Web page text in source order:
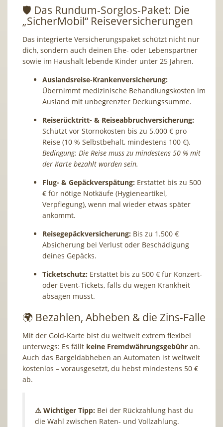
🛡️ Das Rundum-Sorglos-Paket: Die
„SicherMobil“ Reiseversicherungen
Das integrierte Versicherungspaket schützt nicht nur
dich, sondern auch deinen Ehe- oder Lebenspartner
sowie im Haushalt lebende Kinder unter 25 Jahren.
Auslandsreise-Krankenversicherung:
Übernimmt medizinische Behandlungskosten im
Ausland mit unbegrenzter Deckungssumme.
Reiserücktritt- & Reiseabbruchversicherung:
Schützt vor Stornokosten bis zu 5.000 € pro
Reise (10 % Selbstbehalt, mindestens 100 €).
Bedingung: Die Reise muss zu mindestens 50 % mit
der Karte bezahlt worden sein.
Flug- & Gepäckverspätung: Erstattet bis zu 500
€ für nötige Notkäufe (Hygieneartikel,
Verpflegung), wenn mal wieder etwas später
ankommt.
Reisegepäckversicherung: Bis zu 1.500 €
Absicherung bei Verlust oder Beschädigung
deines Gepäcks.
Ticketschutz: Erstattet bis zu 500 € für Konzert-
oder Event-Tickets, falls du wegen Krankheit
absagen musst.
🌍 Bezahlen, Abheben & die Zins-Falle
Mit der Gold-Karte bist du weltweit extrem flexibel
unterwegs: Es fällt keine Fremdwährungsgebühr an.
Auch das Bargeldabheben an Automaten ist weltweit
kostenlos – vorausgesetzt, du hebst mindestens 50 €
ab.
⚠️ Wichtiger Tipp: Bei der Rückzahlung hast du
die Wahl zwischen Raten- und Vollzahlung.